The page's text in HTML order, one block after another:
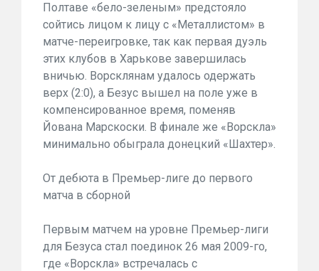
Полтаве «бело-зеленым» предстояло
сойтись лицом к лицу с «Металлистом» в
матче-переигровке, так как первая дуэль
этих клубов в Харькове завершилась
вничью. Ворсклянам удалось одержать
верх (2:0), а Безус вышел на поле уже в
компенсированное время, поменяв
Йована Марскоски. В финале же «Ворскла»
минимально обыграла донецкий «Шахтер».
От дебюта в Премьер-лиге до первого
матча в сборной
Первым матчем на уровне Премьер-лиги
для Безуса стал поединок 26 мая 2009-го,
где «Ворскла» встречалась с